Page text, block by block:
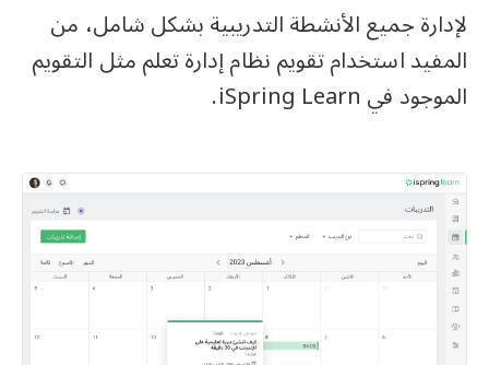
لإدارة جميع الأنشطة التدريبية بشكل شامل، من
المفيد استخدام تقويم نظام إدارة تعلم مثل التقويم
الموجود في iSpring Learn.